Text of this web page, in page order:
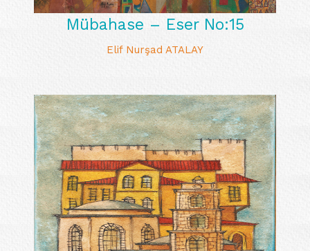
Mübahase – Eser No:15
Elif Nurşad ATALAY